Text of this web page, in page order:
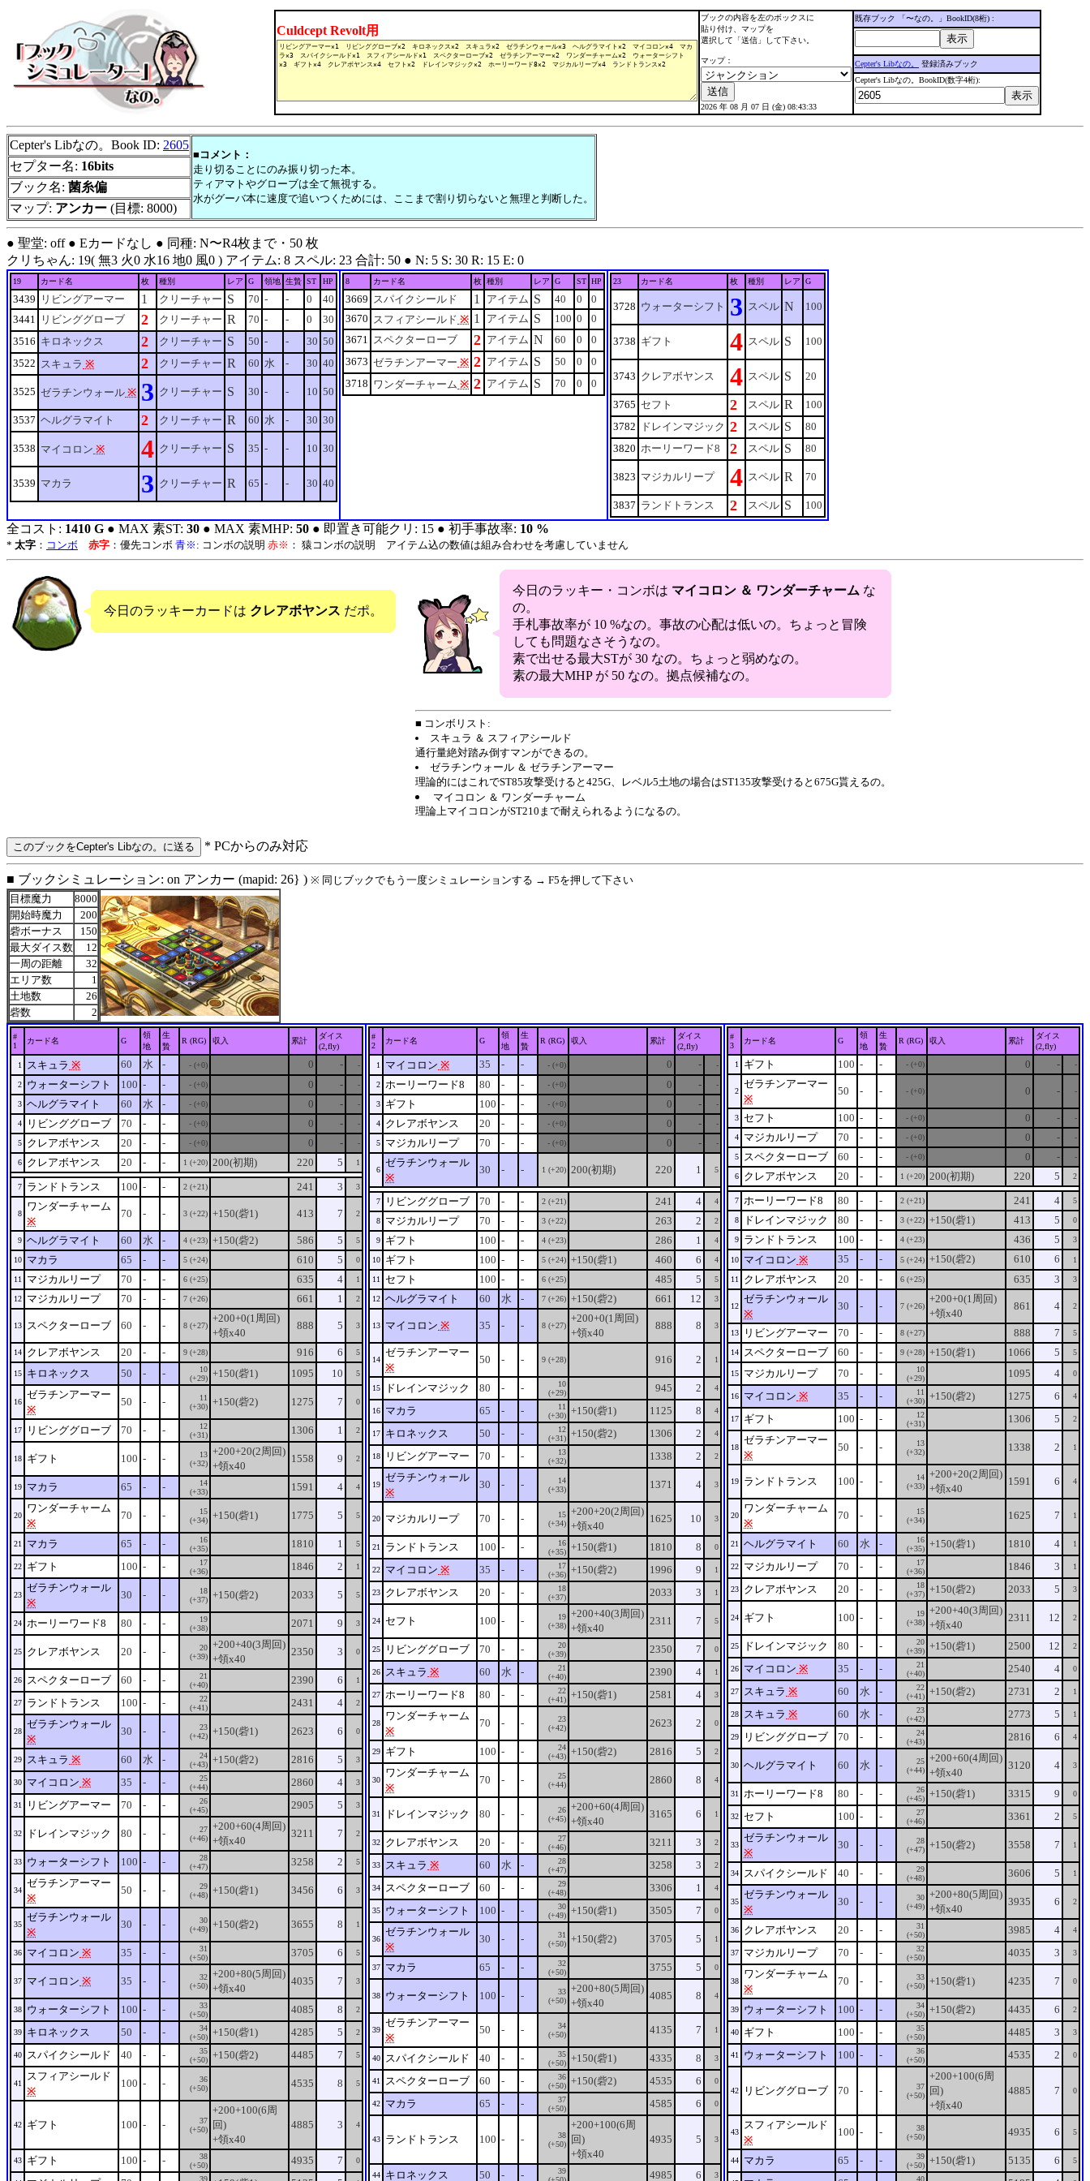
Culdcept Revolt用
ブックの内容を左のボックスに
貼り付け、マップを
選択して「送信」して下さい。
マップ：
2026 年 08 月 07 日 (金) 08:43:33
既存ブック 「〜なの。」BookID(8桁) :
Cepter's Libなの。
登録済みブック
Cepter's Libなの。BookID(数字4桁):
Cepter's Libなの。Book ID: 2605
■コメント：
走り切ることにのみ振り切った本。
ティアマトやグローブは全て無視する。
水がグーバ本に速度で追いつくためには、ここまで割り切らないと無理と判断した。
セプター名: 16bits
ブック名: 菌糸偏
マップ: アンカー (目標: 8000)
● 聖堂: off ● Eカードなし ● 同種: N〜R4枚まで・50 枚
クリちゃん: 19( 無3 火0 水16 地0 風0 ) アイテム: 8 スペル: 23 合計: 50 ● N: 5 S: 30 R: 15 E: 0
19 カード名 枚 種別 レア G 領地 生贄 ST HP
3439 リビングアーマー 1 クリーチャー S 70 - - 0
40
3441
リビンググローブ 2 クリーチャー R 70 - - 0
30
3516 キロネックス 2 クリーチャー S 50 - - 30 50
3522 スキュラ ※ 2 クリーチャー R 60 水 - 30 40
3525 ゼラチンウォール ※ 3 クリーチャー S 30 - - 10 50
3537 ヘルグラマイト 2 クリーチャー R 60 水 - 30 30
3538 マイコロン ※ 4 クリーチャー S 35 - - 10 30
3539 マカラ 3 クリーチャー R 65 - - 30 40
8 カード名 枚 種別 レア G ST HP
3669 スパイクシールド 1 アイテム S 40 0
0
3670 スフィアシールド ※ 1 アイテム S 100 0
0
3671 スペクターローブ 2 アイテム N 60 0
0
3673 ゼラチンアーマー ※ 2 アイテム S 50 0
0
3718 ワンダーチャーム ※ 2 アイテム S 70 0 0
23 カード名 枚 種別 レア G
3728 ウォーターシフト 3 スペル N 100
3738 ギフト 4 スペル S 100
3743 クレアボヤンス 4 スペル S 20
3765 セフト 2 スペル R
100
3782
ドレインマジック 2 スペル S
80
3820 ホーリーワード8 2 スペル S 80
3823 マジカルリープ 4 スペル R 70
3837 ランドトランス 2 スペル S 100
全コスト: 1410 G ● MAX 素ST: 30 ● MAX 素MHP: 50 ● 即置き可能クリ: 15 ● 初手事故率: 10 %
* 太字 ： コンボ 赤字 ：優先コンボ 青※ : コンボの説明 赤※ ： 猿コンボの説明 アイテム込の数値は組み合わせを考慮していません
今日のラッキーカードは クレアボヤンス だポ。
今日のラッキー・コンボは マイコロン ＆ ワンダーチャーム な
の。
手札事故率が 10 %なの。事故の心配は低いの。ちょっと冒険
しても問題なさそうなの。
素で出せる最大STが 30 なの。ちょっと弱めなの。
素の最大MHP が 50 なの。拠点候補なの。
■ コンボリスト:
スキュラ ＆ スフィアシールド
通行量絶対踏み倒すマンができるの。
ゼラチンウォール ＆ ゼラチンアーマー
理論的にはこれでST85攻撃受けると425G、レベル5土地の場合はST135攻撃受けると675G貰えるの。
マイコロン ＆ ワンダーチャーム
理論上マイコロンがST210まで耐えられるようになるの。
* PCからのみ対応
■ ブックシミュレーション: on アンカー (mapid: 26} ) ※ 同じブックでもう一度シミュレーションする → F5を押して下さい
目標魔力
8000
開始時魔力
200
砦ボーナス
150
最大ダイス数
12
一周の距離
32
エリア数
1
土地数
26
砦数
2
#
1
カード名 G
領
地
生
贄
R (RG) 収入 累計
ダイス
(2,fly)
1 スキュラ ※ 60 水 - - (+0) 0 - -
2 ウォーターシフト 100 - - - (+0) 0 - -
3 ヘルグラマイト 60 水 - - (+0) 0 - -
4 リビンググローブ 70 - - - (+0) 0 - -
5 クレアボヤンス 20 - - - (+0) 0 - -
6 クレアボヤンス 20 - - 1 (+20) 200(初期) 220 5 1
7 ランドトランス 100 - - 2 (+21) 241 3 3
8
ワンダーチャーム
※
70 - - 3 (+22) +150(砦1) 413 7 2
9 ヘルグラマイト 60 水 - 4 (+23) +150(砦2) 586 5 5
10 マカラ 65 - - 5 (+24) 610 5 0
11 マジカルリープ 70 - - 6 (+25) 635 4 1
12 マジカルリープ 70 - - 7 (+26) 661 1 2
13 スペクターローブ 60 - - 8 (+27)
+200+0(1周回)
+領x40
888 5 3
14 クレアボヤンス 20 - - 9 (+28) 916 6 5
15 キロネックス 50 - -
10
(+29) +150(砦1) 1095 10 5
16
ゼラチンアーマー
※
50 - -
11
(+30) +150(砦2) 1275 7 0
17 リビンググローブ 70 - -
12
(+31)
1306 1 2
18 ギフト 100 - -
13
(+32)
+200+20(2周回)
+領x40
1558 9 2
19 マカラ 65 - -
14
(+33)
1591 4 4
20
ワンダーチャーム
※
70 - -
15
(+34) +150(砦1) 1775 5 5
21 マカラ 65 - -
16
(+35)
1810 1 5
22 ギフト 100 - -
17
(+36)
1846 2 1
23
ゼラチンウォール
※
30 - -
18
(+37) +150(砦2) 2033 5 5
24 ホーリーワード8 80 - -
19
(+38)
2071 9 3
25 クレアボヤンス 20 - -
20
(+39)
+200+40(3周回)
+領x40
2350 3 0
26 スペクターローブ 60 - -
21
(+40)
2390 6 1
27 ランドトランス 100 - -
22
(+41)
2431 4 2
28
ゼラチンウォール
※
30 - -
23
(+42) +150(砦1) 2623 6 0
29 スキュラ ※ 60 水 -
24
(+43) +150(砦2) 2816 5 3
30 マイコロン ※ 35 - -
25
(+44)
2860 4 3
31 リビングアーマー 70 - -
26
(+45)
2905 5 3
32 ドレインマジック 80 - -
27
(+46)
+200+60(4周回)
+領x40
3211 7 2
33 ウォーターシフト 100 - -
28
(+47)
3258 2 5
34
ゼラチンアーマー
※
50 - -
29
(+48) +150(砦1) 3456 6 3
35
ゼラチンウォール
※
30 - -
30
(+49) +150(砦2) 3655 8 1
36 マイコロン ※ 35 - -
31
(+50)
3705 6 5
37 マイコロン ※ 35 - -
32
(+50)
+200+80(5周回)
+領x40
4035 7 3
38 ウォーターシフト 100 - -
33
(+50)
4085 8 2
39 キロネックス 50 - -
34
(+50) +150(砦1) 4285 5 2
40 スパイクシールド 40 - -
35
(+50) +150(砦2) 4485 7 5
41
スフィアシールド
※
100 - -
36
(+50)
4535 8 5
42 ギフト 100 - -
37
(+50)
+200+100(6周
回)
+領x40
4885 3 4
43 ギフト 100 - -
38
(+50)
4935 7 0
39
#
2
カード名 G
領
地
生
贄
R (RG) 収入 累計
ダイス
(2,fly)
1 マイコロン ※ 35 - - - (+0) 0 - -
2 ホーリーワード8 80 - - - (+0) 0 - -
3 ギフト 100 - - - (+0) 0 - -
4 クレアボヤンス 20 - - - (+0) 0 - -
5 マジカルリープ 70 - - - (+0) 0 - -
6
ゼラチンウォール
※
30 - - 1 (+20) 200(初期) 220 1 5
7 リビンググローブ 70 - - 2 (+21) 241 4 4
8 マジカルリープ 70 - - 3 (+22) 263 2 2
9 ギフト 100 - - 4 (+23) 286 1 4
10 ギフト 100 - - 5 (+24) +150(砦1) 460 6 4
11 セフト 100 - - 6 (+25) 485 5 5
12 ヘルグラマイト 60 水 - 7 (+26) +150(砦2) 661 12 3
13 マイコロン ※ 35 - - 8 (+27)
+200+0(1周回)
+領x40
888 8 3
14
ゼラチンアーマー
※
50 - - 9 (+28) 916 2 1
15 ドレインマジック 80 - -
10
(+29)
945 2 4
16 マカラ 65 - -
11
(+30) +150(砦1) 1125 8 4
17 キロネックス 50 - -
12
(+31) +150(砦2) 1306 2 4
18 リビングアーマー 70 - -
13
(+32)
1338 2 2
19
ゼラチンウォール
※
30 - -
14
(+33)
1371 4 3
20 マジカルリープ 70 - -
15
(+34)
+200+20(2周回)
+領x40
1625 10 3
21 ランドトランス 100 - -
16
(+35) +150(砦1) 1810 8 0
22 マイコロン ※ 35 - -
17
(+36) +150(砦2) 1996 9 1
23 クレアボヤンス 20 - -
18
(+37)
2033 3 1
24 セフト 100 - -
19
(+38)
+200+40(3周回)
+領x40
2311 7 5
25 リビンググローブ 70 - -
20
(+39)
2350 7 0
26 スキュラ ※ 60 水 -
21
(+40)
2390 4 1
27 ホーリーワード8 80 - -
22
(+41) +150(砦1) 2581 4 3
28
ワンダーチャーム
※
70 - -
23
(+42)
2623 2 0
29 ギフト 100 - -
24
(+43) +150(砦2) 2816 5 2
30
ワンダーチャーム
※
70 - -
25
(+44)
2860 8 4
31 ドレインマジック 80 - -
26
(+45)
+200+60(4周回)
+領x40
3165 6 1
32 クレアボヤンス 20 - -
27
(+46)
3211 3 2
33 スキュラ ※ 60 水 -
28
(+47)
3258 3 2
34 スペクターローブ 60 - -
29
(+48)
3306 1 4
35 ウォーターシフト 100 - -
30
(+49) +150(砦1) 3505 7 0
36
ゼラチンウォール
※
30 - -
31
(+50) +150(砦2) 3705 5 1
37 マカラ 65 - -
32
(+50)
3755 5 0
38 ウォーターシフト 100 - -
33
(+50)
+200+80(5周回)
+領x40
4085 8 4
39
ゼラチンアーマー
※
50 - -
34
(+50)
4135 7 1
40 スパイクシールド 40 - -
35
(+50) +150(砦1) 4335 8 3
41 スペクターローブ 60 - -
36
(+50) +150(砦2) 4535 6 0
42 マカラ 65 - -
37
(+50)
4585 6 0
43 ランドトランス 100 - -
38
(+50)
+200+100(6周
回)
+領x40
4935 5 3
44 キロネックス 50 - -
39
4985 6 3
#
3
カード名 G
領
地
生
贄
R (RG) 収入 累計
ダイス
(2,fly)
1
ギフト 100 - - - (+0) 0 - -
2
ゼラチンアーマー
※
50 - - - (+0) 0 - -
3 セフト 100 - - - (+0) 0 - -
4 マジカルリープ 70 - - - (+0) 0 - -
5 スペクターローブ 60 - - - (+0) 0 - -
6 クレアボヤンス 20 - - 1 (+20) 200(初期) 220 5 2
7 ホーリーワード8 80 - - 2 (+21) 241 4 5
8 ドレインマジック 80 - - 3 (+22) +150(砦1) 413 5 0
9 ランドトランス 100 - - 4 (+23) 436 5 3
10 マイコロン ※ 35 - - 5 (+24) +150(砦2) 610 6 1
11 クレアボヤンス 20 - - 6 (+25) 635 3 3
12
ゼラチンウォール
※
30 - - 7 (+26)
+200+0(1周回)
+領x40
861 4 2
13 リビングアーマー 70 - - 8 (+27) 888 7 5
14 スペクターローブ 60 - - 9 (+28) +150(砦1) 1066 5 5
15 マジカルリープ 70 - -
10
(+29)
1095 4 0
16 マイコロン ※ 35 - -
11
(+30) +150(砦2) 1275 6 4
17 ギフト 100 - -
12
(+31)
1306 5 2
18
ゼラチンアーマー
※
50 - -
13
(+32)
1338 2 1
19 ランドトランス 100 - -
14
(+33)
+200+20(2周回)
+領x40
1591 6 4
20
ワンダーチャーム
※
70 - -
15
(+34)
1625 7 1
21 ヘルグラマイト 60 水 -
16
(+35) +150(砦1) 1810 4 1
22 マジカルリープ 70 - -
17
(+36)
1846 3 1
23 クレアボヤンス 20 - -
18
(+37) +150(砦2) 2033 5 3
24 ギフト 100 - -
19
(+38)
+200+40(3周回)
+領x40
2311 12 2
25 ドレインマジック 80 - -
20
(+39) +150(砦1) 2500 12 2
26 マイコロン ※ 35 - -
21
(+40)
2540 4 0
27 スキュラ ※ 60 水 -
22
(+41) +150(砦2) 2731 2 1
28 スキュラ ※ 60 水 -
23
(+42)
2773 5 1
29 リビンググローブ 70 - -
24
(+43)
2816 6 4
30 ヘルグラマイト 60 水 -
25
(+44)
+200+60(4周回)
+領x40
3120 4 3
31 ホーリーワード8 80 - -
26
(+45) +150(砦1) 3315 9 0
32 セフト 100 - -
27
(+46)
3361 2 5
33
ゼラチンウォール
※
30 - -
28
(+47) +150(砦2) 3558 7 1
34 スパイクシールド 40 - -
29
(+48)
3606 5 1
35
ゼラチンウォール
※
30 - -
30
(+49)
+200+80(5周回)
+領x40
3935 6 2
36 クレアボヤンス 20 - -
31
(+50)
3985 4 4
37 マジカルリープ 70 - -
32
(+50)
4035 3 3
38
ワンダーチャーム
※
70 - -
33
(+50) +150(砦1) 4235 7 0
39 ウォーターシフト 100 - -
34
(+50) +150(砦2) 4435 6 2
40 ギフト 100 - -
35
(+50)
4485 3 3
41 ウォーターシフト 100 - -
36
(+50)
4535 2 0
42 リビンググローブ 70 - -
37
(+50)
+200+100(6周
回)
+領x40
4885 7 0
43
スフィアシールド
※
100 - -
38
(+50)
4935 6 5
44 マカラ 65 - -
39
(+50) +150(砦1) 5135 6 5
40